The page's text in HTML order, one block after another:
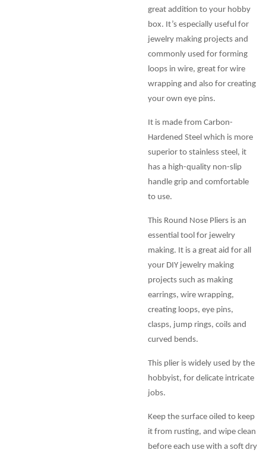
great addition to your hobby
box. It’s especially useful for
jewelry making projects and
commonly used for forming
loops in wire, great for wire
wrapping and also for creating
your own eye pins.
It is made from Carbon-
Hardened Steel which is more
superior to stainless steel, it
has a high-quality non-slip
handle grip and comfortable
to use.
This Round Nose Pliers is an
essential tool for jewelry
making. It is a great aid for all
your DIY jewelry making
projects such as making
earrings, wire wrapping,
creating loops, eye pins,
clasps, jump rings, coils and
curved bends.
This plier is widely used by the
hobbyist, for delicate intricate
jobs.
Keep the surface oiled to keep
it from rusting, and wipe clean
before each use with a soft dry